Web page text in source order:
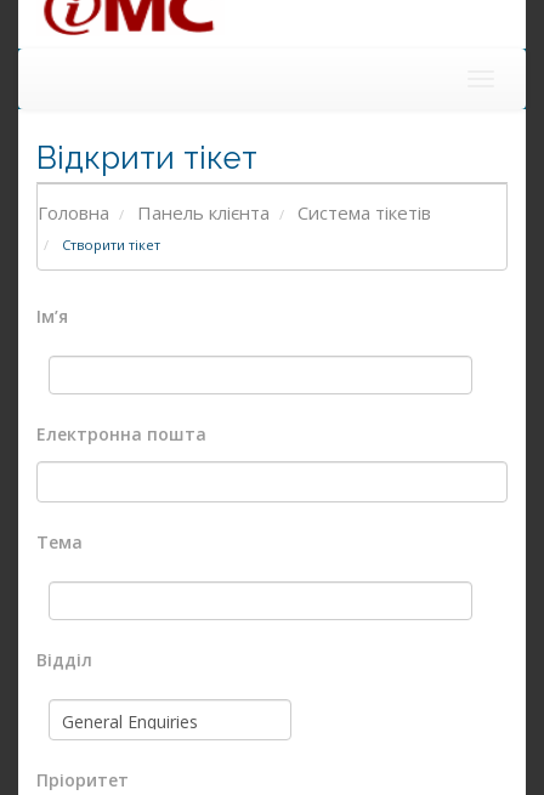
Відкрити тікет
Головна Панель клієнта Система тікетів
Створити тікет
Ім’я
Електронна пошта
Тема
Відділ
Пріоритет